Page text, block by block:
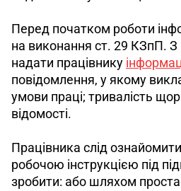
Перед початком роботи
на виконання ст. 29 КЗпП.
надати працівнику
повідомлення, у якому
умови праці; тривалість
відомості.
Працівника слід
робочою інструкцією під
зробити: або шляхом